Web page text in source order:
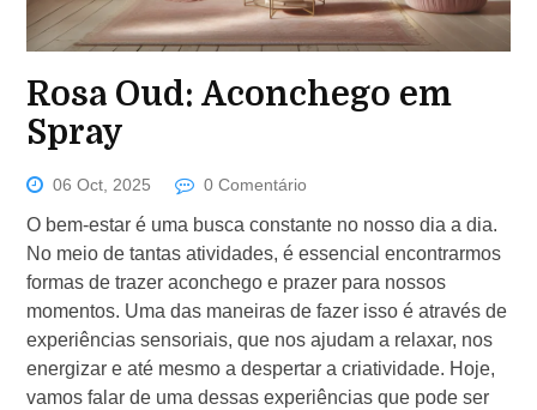
Rosa Oud: Aconchego em
Spray
06 Oct, 2025 0 Comentário
O bem-estar é uma busca constante no nosso dia a dia.
No meio de tantas atividades, é essencial encontrarmos
formas de trazer aconchego e prazer para nossos
momentos. Uma das maneiras de fazer isso é através de
experiências sensoriais, que nos ajudam a relaxar, nos
energizar e até mesmo a despertar a criatividade. Hoje,
vamos falar de uma dessas experiências que pode ser